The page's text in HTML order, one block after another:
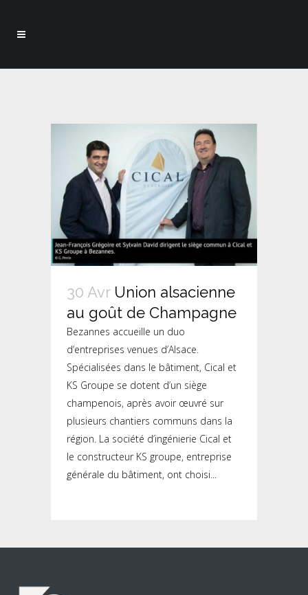
30 Avr Union alsacienne
au goût de Champagne
Bezannes accueille un duo
d’entreprises venues d’Alsace.
Spécialisées dans le bâtiment, Cical et
KS Groupe se dotent d’un siège
champenois, après avoir œuvré sur
plusieurs chantiers communs dans la
région. La société d’ingénierie Cical et
le constructeur KS groupe, entreprise
générale du bâtiment, ont choisi...